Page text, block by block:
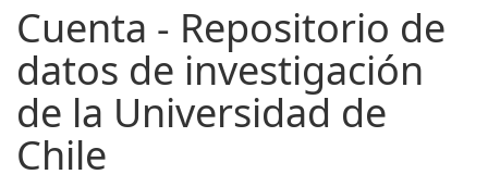
Cuenta - Repositorio de
datos de investigación
de la Universidad de
Chile